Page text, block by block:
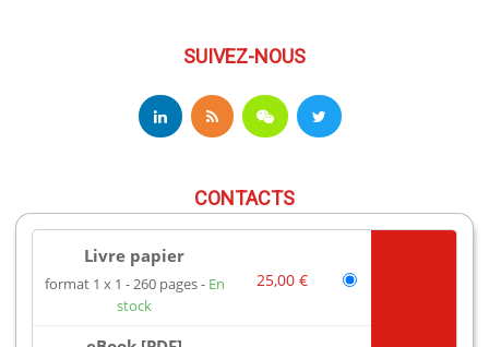
Livre papier
format 1 x 1 260 pages
En
stock
25,00 €
SUIVEZ-NOUS
CONTACTS
17 av du Hoggar
91944 Les Ulis Cedex A France
Email : books@edpsciences.org